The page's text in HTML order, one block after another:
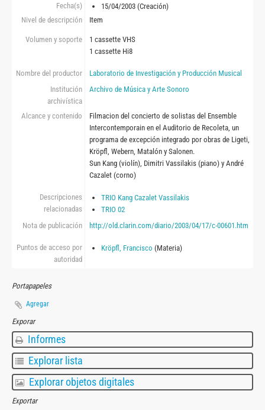
Fecha(s)
15/04/2003 (Creación)
Nivel de descripción
Item
Volumen y soporte
1 cassette VHS
1 cassette Hi8
Nombre del productor
Laboratorio de Investigación y Producción Musical
Institución
archivística
Archivo de Música y Arte Sonoro
Alcance y contenido
Filmacion del concierto de solistas del Ensemble
Intercontemporain en el Auditorio de Recoleta, un
programa de excepción integrado por obras de Ligeti,
Kröpfl, Webern, Matalón y Salonen.
Sun Kang (violín), Dimitri Vassilakis (piano) y André
Cazalet (corno)
Descripciones
relacionadas
TRIO Kang Cazalet Vassilakis
TRIO 02
Nota de publicación
http://old.clarin.com/diario/2003/04/17/c-00601.htm
Puntos de acceso por
autoridad
Kröpfl, Francisco (Materia)
Portapapeles
Agregar
Exporar
Informes
Explorar lista
Explorar objetos digitales
Exportar